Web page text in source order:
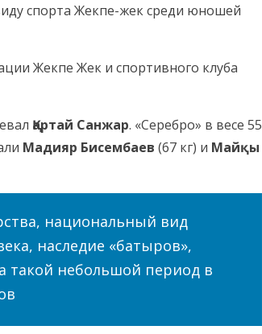
спорта Жекпе-жек среди юношей
Жекпе Жек и спортивного клуба
Қартай Санжар. «Серебро» в весе 55
Мадияр Бисембаев (67 кг) и Майқы
национальный вид
наследие «батыров»,
такой небольшой период в